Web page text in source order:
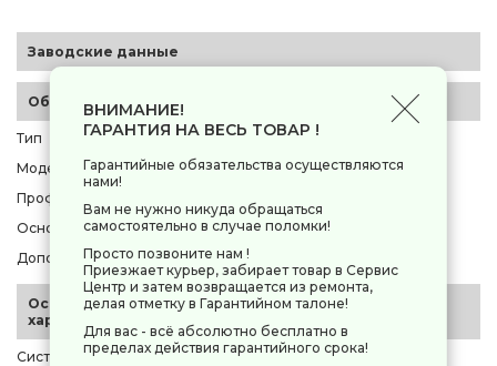
Заводские данные
Общие параметры
Тип
электробритва
Модель
Philips S5885/35
Профессиональная техника
Основной цвет
черный
Дополнительный цвет
Основные
характеристики
Система бритья
роторная
ВНИМАНИЕ!
ГАРАНТИЯ НА ВЕСЬ ТОВАР !
Гарантийные обязательства осуществляются
нами!
Вам не нужно никуда обращаться
самостоятельно в случае поломки!
Просто позвоните нам !
Приезжает курьер, забирает товар в Сервис
Центр и затем возвращается из ремонта,
делая отметку в Гарантийном талоне!
Для вас - всё абсолютно бесплатно в
пределах действия гарантийного срока!